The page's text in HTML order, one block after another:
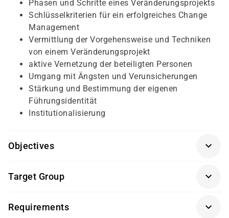
Phasen und Schritte eines Veränderungsprojekts
Schlüsselkriterien für ein erfolgreiches Change
Management
Vermittlung der Vorgehensweise und Techniken
von einem Veränderungsprojekt
aktive Vernetzung der beteiligten Personen
Umgang mit Ängsten und Verunsicherungen
Stärkung und Bestimmung der eigenen
Führungsidentität
Institutionalisierung
Objectives
folgende Vorkenntnisse mitbringen:
Target Group
Requirements